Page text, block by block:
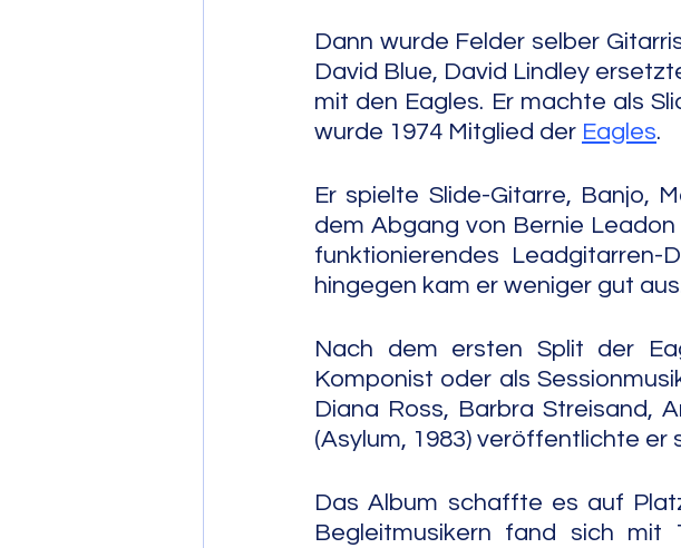
Dann wurde Felder selber
David Blue, David Lindley
mit den Eagles. Er machte als
wurde 1974 Mitglied der Eagles.
Er spielte Slide-Gitarre, Banjo,
dem Abgang von Bernie
funktionierendes Leadgitarren-
hingegen kam er weniger gut
Nach dem ersten Split der
Komponist oder als
Diana Ross, Barbra Streisand,
(Asylum, 1983) veröffentlichte er
Das Album schaffte es auf
Begleitmusikern fand sich mit